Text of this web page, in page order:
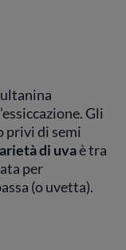
Gli
privi di semi
di uvaè tra
per
(o uvetta).